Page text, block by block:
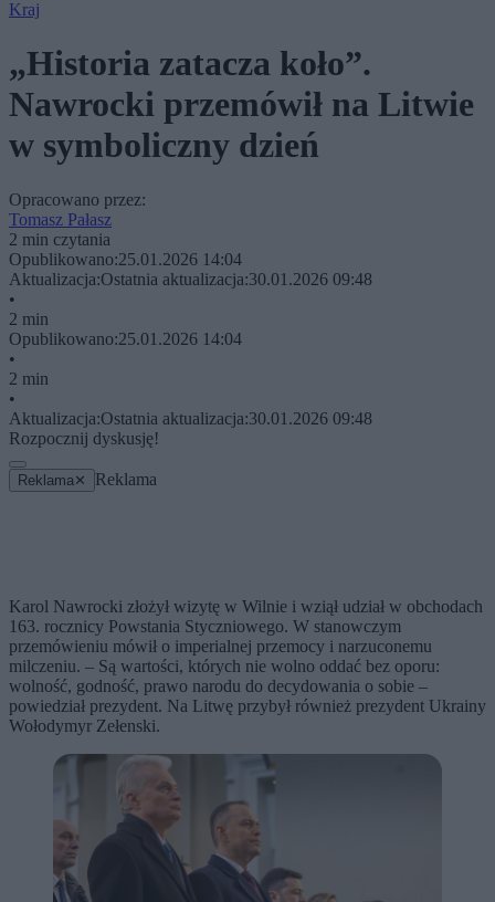
Kraj
„Historia zatacza koło”.
Nawrocki przemówił na Litwie
w symboliczny dzień
Opracowano przez:
Tomasz Pałasz
2 min czytania
Opublikowano:25.01.2026 14:04
Aktualizacja:Ostatnia aktualizacja:30.01.2026 09:48
•
2 min
Opublikowano:25.01.2026 14:04
•
2 min
•
Aktualizacja:Ostatnia aktualizacja:30.01.2026 09:48
Rozpocznij dyskusję!
Reklama ✕ Reklama
Karol Nawrocki złożył wizytę w Wilnie i wziął udział w obchodach
163. rocznicy Powstania Styczniowego. W stanowczym
przemówieniu mówił o imperialnej przemocy i narzuconemu
milczeniu. – Są wartości, których nie wolno oddać bez oporu:
wolność, godność, prawo narodu do decydowania o sobie –
powiedział prezydent. Na Litwę przybył również prezydent Ukrainy
Wołodymyr Zełenski.